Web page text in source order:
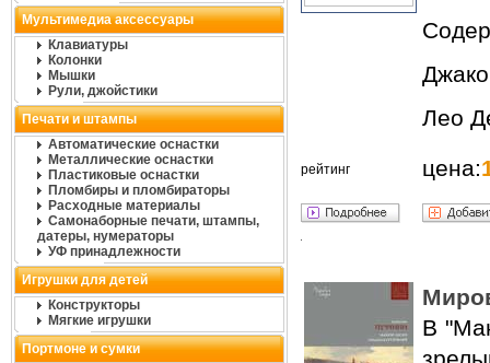
Мультимедиа аксессуары
Клавиатуры
Колонки
Мышки
Рули, джойстики
Печати и штампы
Автоматические оснастки
Металлические оснастки
Пластиковые оснастки
Пломбиры и пломбираторы
Расходные материалы
Самонаборные печати, штампы,
датеры, нумераторы
УФ принадлежности
Игрушки для детей
Конструкторы
Мягкие игрушки
Портмоне и сумки
Лео
рейтинг цена:
В